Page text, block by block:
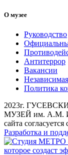
О музее
Руководство
Антитеррор
Вакансии
Политика
2023г.
МУЗЕЙ им. А.М.
сайта
Разработка и